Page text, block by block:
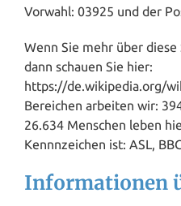
Vorwahl: 03925 und der
Wenn Sie mehr über diese
dann schauen Sie hier:
https://de.wikipedia.org/
Bereichen arbeiten wir:
26.634 Menschen leben
Kennnzeichen ist: ASL,
Informationen